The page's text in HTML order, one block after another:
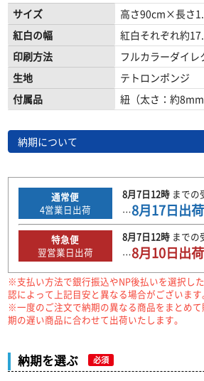
サイズ
高さ90cm×長さ
紅白の幅
紅白それぞれ約
印刷方法
フルカラーダイレ
生地
テトロンポンジ
付属品
紐（太さ：約8mm
納期について
通常便
4営業日出荷
8月7日12時までの
…8月17日出荷
特急便
翌営業日出荷
8月7日12時までの
…8月10日出荷
※支払い方法で銀行振込やNP後払いを選択し
認によって上記目安と異なる場合がございます
※一度のご注文で納期の異なる商品をまとめ
期の遅い商品に合わせて出荷いたします。
納期を選ぶ 必須